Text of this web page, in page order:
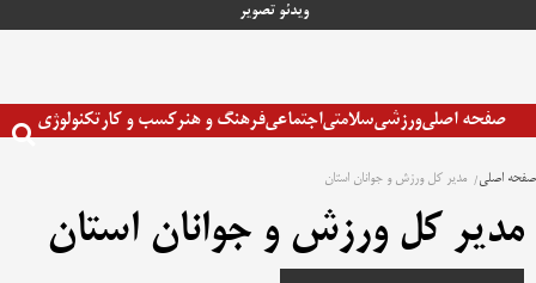
ویدئو تصویر
صفحه اصلیورزشیسلامتیاجتماعیفرهنگ و هنرکسب و کارتکنولوژی
صفحه اصلی مدیر کل ورزش و جوانان استان
مدیر کل ورزش و جوانان استان